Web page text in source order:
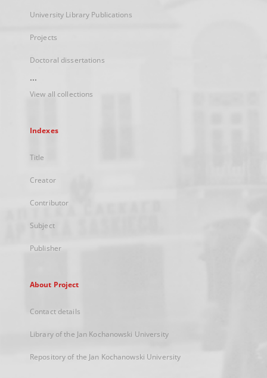
University Library Publications
Projects
Doctoral dissertations
...
View all collections
Indexes
Title
Creator
Contributor
Subject
Publisher
About Project
Contact details
Library of the Jan Kochanowski University
Repository of the Jan Kochanowski University